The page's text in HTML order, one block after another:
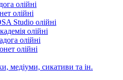
олійні
олійні
Studio олійні
олійні
олійні
олійні
медіуми, сикативи та ін.